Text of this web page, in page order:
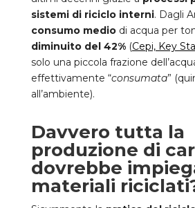
sistemi di riciclo interni. Dagli
consumo mediodi acqua per
diminuito del 42%(Cepi, Key
solo una piccola frazione
effettivamente “consumata”
all’ambiente).
Davvero tutta la
produzione di
dovrebbe
materiali